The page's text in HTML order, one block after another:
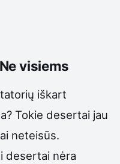
visiems
iškart
Tokie desertai jau
neteisūs.
desertai nėra